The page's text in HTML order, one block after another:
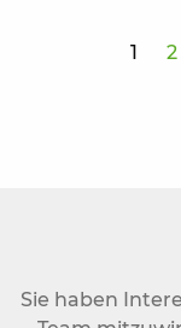
1 2
Sie haben